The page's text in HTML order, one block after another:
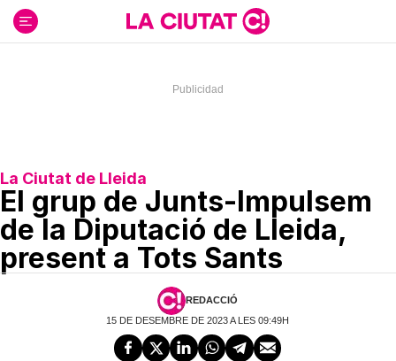
contenido
La Ciutat de Lleida
El grup de Junts-Impulsem
de la Diputació de Lleida,
present a Tots Sants
REDACCIÓ
15 DE DESEMBRE DE 2023 A LES 09:49H